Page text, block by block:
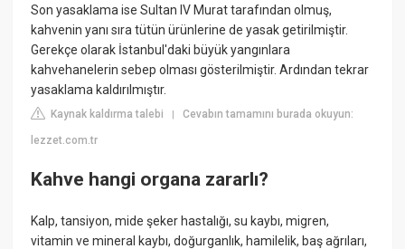
Son yasaklama ise Sultan IV Murat tarafından olmuş,
kahvenin yanı sıra tütün ürünlerine de yasak getirilmiştir.
Gerekçe olarak İstanbul'daki büyük yangınlara
kahvehanelerin sebep olması gösterilmiştir. Ardından tekrar
yasaklama kaldırılmıştır.
Kaynak kaldırma talebi |Cevabın tamamını burada okuyun:
lezzet.com.tr
Kahve hangi organa zararlı?
Kalp, tansiyon, mide şeker hastalığı, su kaybı, migren,
vitamin ve mineral kaybı, doğurganlık, hamilelik, baş ağrıları,